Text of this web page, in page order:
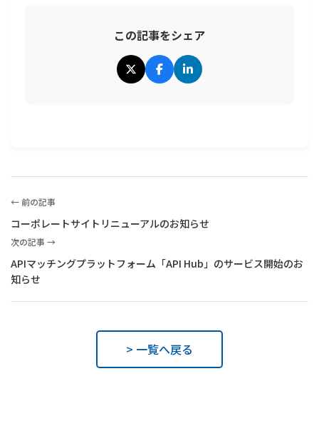
この記事をシェア
← 前の記事
コーポレートサイトリニューアルのお知らせ
次の記事 →
APIマッチングプラットフォーム「API Hub」のサービス開始のお
知らせ
> 一覧へ戻る